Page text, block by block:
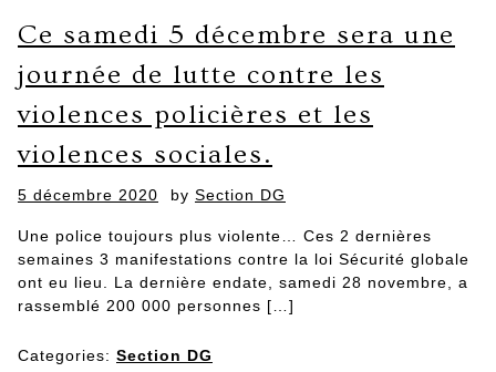
Ce samedi 5 décembre sera une
journée de lutte contre les
violences policières et les
violences sociales.
Posted
5 décembre 2020 by Section DG
Une police toujours plus violente… Ces 2 dernières
semaines 3 manifestations contre la loi Sécurité globale
ont eu lieu. La dernière endate, samedi 28 novembre, a
rassemblé 200 000 personnes […]
Categories: Section DG